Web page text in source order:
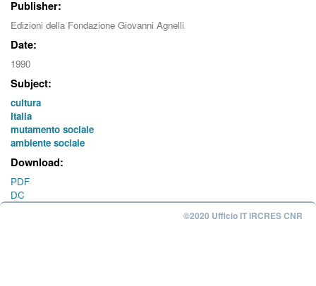
Publisher:
Edizioni della Fondazione Giovanni Agnelli
Date:
1990
Subject:
cultura
Italia
mutamento sociale
ambiente sociale
Download:
PDF
DC
©2020 Ufficio IT IRCRES CNR